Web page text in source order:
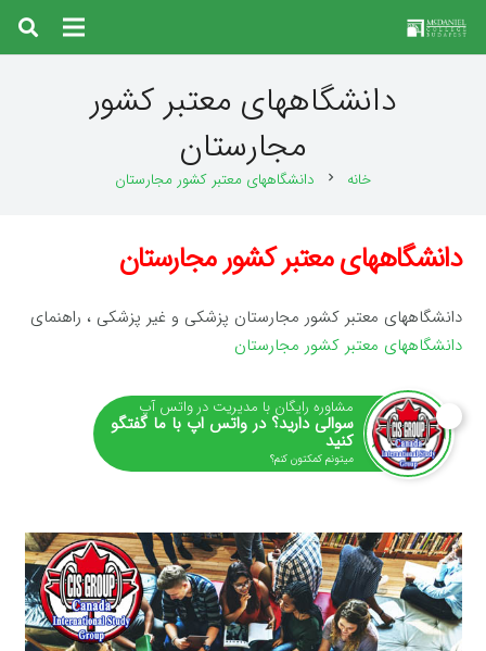
دانشگاههای معتبر کشور
مجارستان
خانه chevron_right دانشگاههای معتبر کشور مجارستان
دانشگاههای معتبر کشور مجارستان
دانشگاههای معتبر کشور مجارستان پزشکی و غیر پزشکی ، راهنمای
دانشگاههای معتبر کشور مجارستان
مشاوره رایگان با مدیریت در واتس آپ
سوالی دارید؟ در واتس اپ با ما گفتگو
کنید
میتونم کمکتون کنم؟